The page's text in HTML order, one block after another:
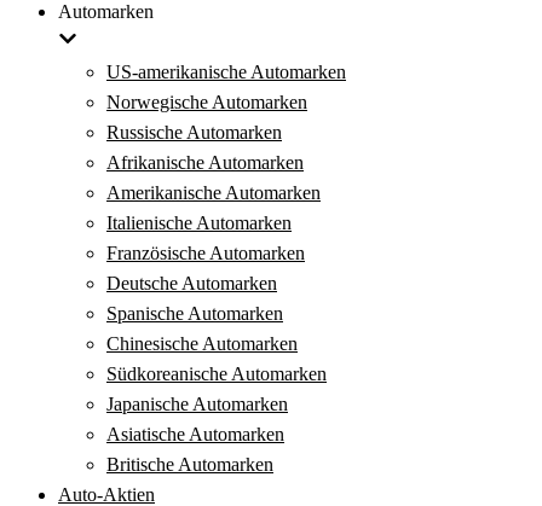
Automarken
US-amerikanische Automarken
Norwegische Automarken
Russische Automarken
Afrikanische Automarken
Amerikanische Automarken
Italienische Automarken
Französische Automarken
Deutsche Automarken
Spanische Automarken
Chinesische Automarken
Südkoreanische Automarken
Japanische Automarken
Asiatische Automarken
Britische Automarken
Auto-Aktien